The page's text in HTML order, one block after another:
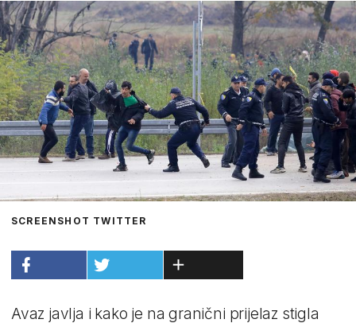
SCREENSHOT TWITTER
Avaz javlja i kako je na granični prijelaz stigla